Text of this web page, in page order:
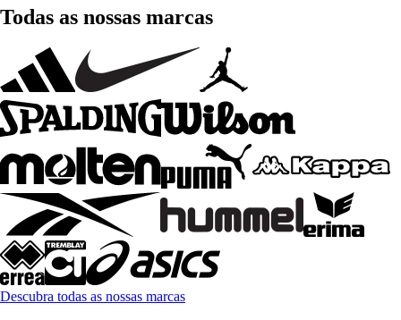
Todas as nossas marcas
Descubra todas as nossas marcas